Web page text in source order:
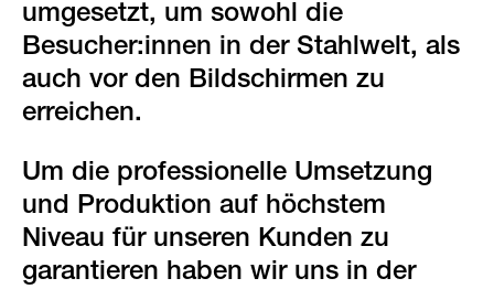
umgesetzt, um sowohl die
Besucher:innen in der Stahlwelt, als
auch vor den Bildschirmen zu
erreichen.
Um die professionelle Umsetzung
und Produktion auf höchstem
Niveau für unseren Kunden zu
garantieren haben wir uns in der